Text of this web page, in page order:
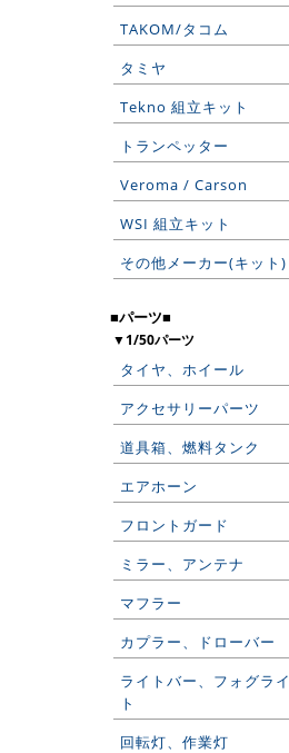
TAKOM/タコム
タミヤ
Tekno 組立キット
トランペッター
Veroma / Carson
WSI 組立キット
その他メーカー(キット)
■パーツ■
▼1/50パーツ
タイヤ、ホイール
アクセサリーパーツ
道具箱、燃料タンク
エアホーン
フロントガード
ミラー、アンテナ
マフラー
カプラー、ドローバー
ライトバー、フォグライ
ト
回転灯、作業灯